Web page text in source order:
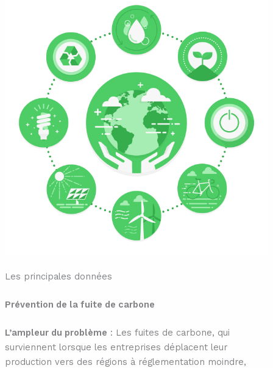
Les principales données
Prévention de la fuite de carbone
L’ampleur du problème : Les fuites de carbone, qui
surviennent lorsque les entreprises déplacent leur
production vers des régions à réglementation moindre,